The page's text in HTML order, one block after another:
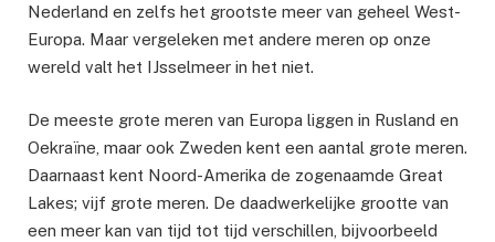
Nederland en zelfs het grootste meer van geheel West-
Europa. Maar vergeleken met andere meren op onze
wereld valt het IJsselmeer in het niet.
De meeste grote meren van Europa liggen in Rusland en
Oekraïne, maar ook Zweden kent een aantal grote meren.
Daarnaast kent Noord-Amerika de zogenaamde Great
Lakes; vijf grote meren. De daadwerkelijke grootte van
een meer kan van tijd tot tijd verschillen, bijvoorbeeld